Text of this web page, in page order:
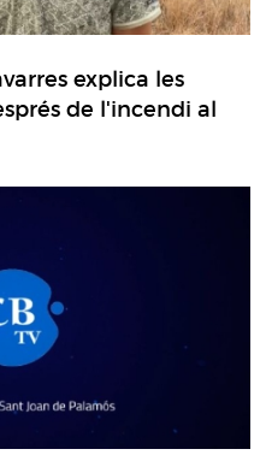
explica les
de l'incendi al